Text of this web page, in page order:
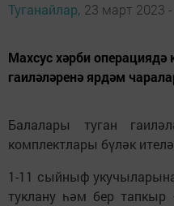
Туганайлар, 23 март 2023
Махсус хәрби
гаиләләренә ярдәм
Балалары туган
комплектлары бүләк
1-11 сыйныф
туклану һәм бер